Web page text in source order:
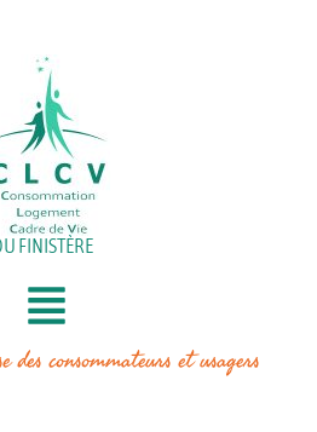
FINISTÈRE
des consommateurs et usagers